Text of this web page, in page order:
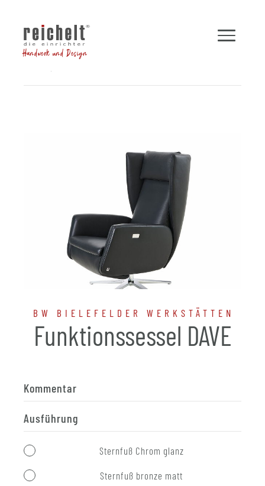
Handwerk und Design
BW BIELEFELDER WERKSTÄTTEN
Funktionssessel DAVE
Kommentar
Ausführung
Sternfuß Chrom glanz
Sternfuß bronze matt